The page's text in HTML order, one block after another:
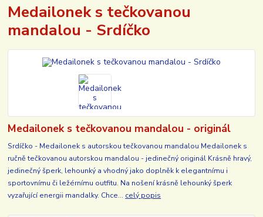
Medailonek s tečkovanou
mandalou - Srdíčko
Medailonek s tečkovanou mandalou - originál
Srdíčko - Medailonek s autorskou tečkovanou mandalou Medailonek s
ručně tečkovanou autorskou mandalou - jedinečný originál Krásně hravý,
jedinečný šperk, lehounký a vhodný jako doplněk k elegantnímu i
sportovnímu či ležérnímu outfitu. Na nošení krásně lehounký šperk
vyzařující energii mandalky. Chce... celý popis